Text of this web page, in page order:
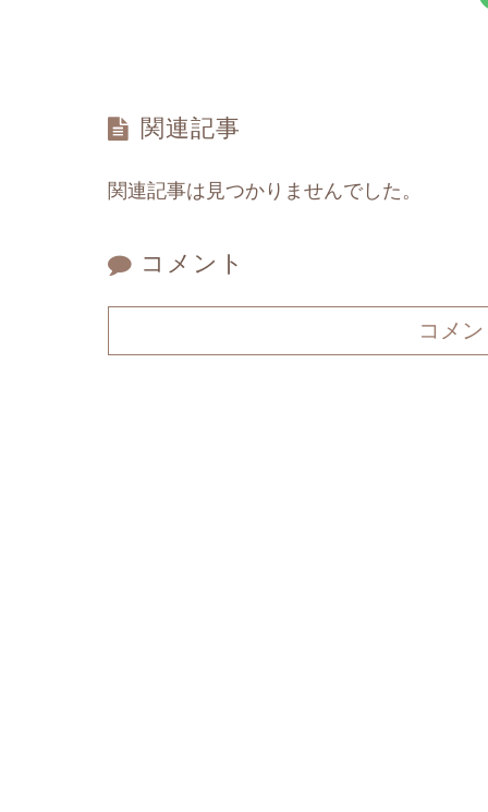
関連記事
関連記事は見つかりませんでした。
コメント
コメ